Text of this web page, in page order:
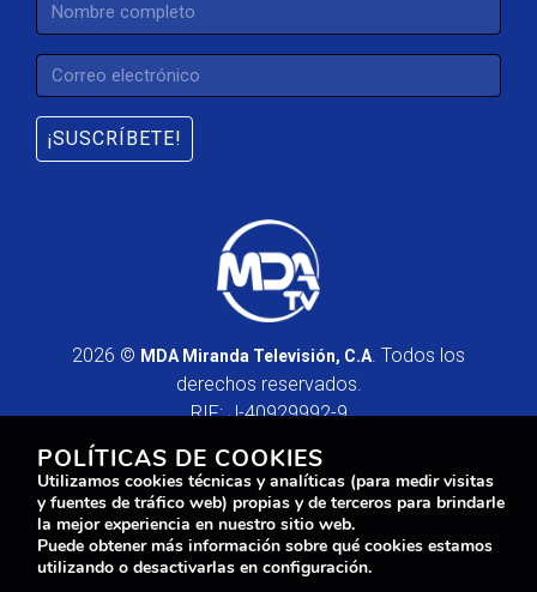
2026 © MDA Miranda Televisión, C.A. Todos los
derechos reservados.
RIF: J-40929992-9
AVISO LEGAL
Powered by2REAL
¡SUSCRÍBETE!
POLÍTICAS DE COOKIES
Utilizamos cookies técnicas y analíticas (para medir visitas
y fuentes de tráfico web) propias y de terceros para brindarle
la mejor experiencia en nuestro sitio web.
Puede obtener más información sobre qué cookies estamos
utilizando o desactivarlas en configuración.